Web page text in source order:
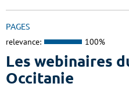
PAGES
relevance: 100%
Les webinaires
Occitanie